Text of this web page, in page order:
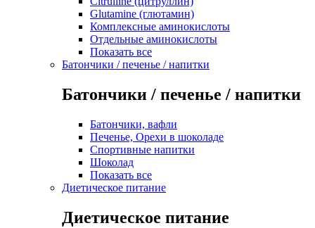
Glutamine (глютамин)
Комплексные аминокислоты
Отдельные аминокислоты
Показать все
Батончики / печенье / напитки
Батончики / печенье / напитки
Батончики, вафли
Печенье, Орехи в шоколаде
Спортивные напитки
Шоколад
Показать все
Диетическое питание
Диетическое питание